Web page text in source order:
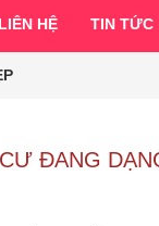
LIÊN HỆ TIN TỨC
ĐANG